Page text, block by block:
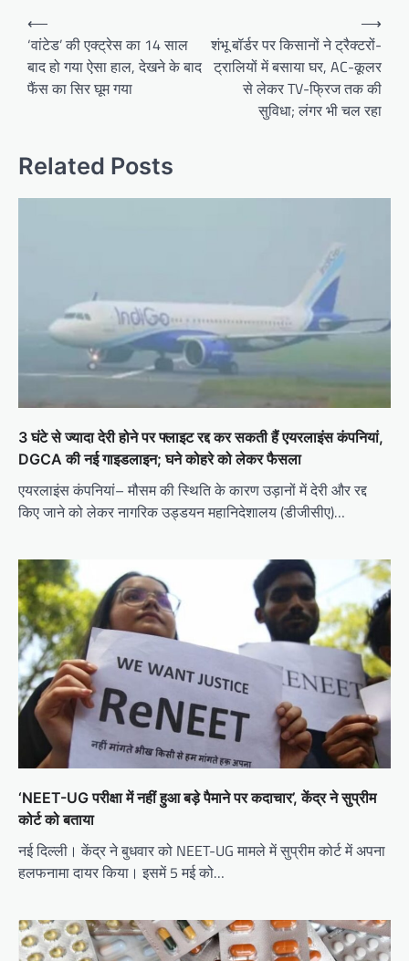
Post
navigation
⟵
‘वांटेड’ की एक्ट्रेस का 14 साल
बाद हो गया ऐसा हाल, देखने के बाद
फैंस का सिर घूम गया
शंभू बॉर्डर पर किसानों ने ट्रैक्टरों-
ट्रालियों में बसाया घर, AC-कूलर
से लेकर TV-फ्रिज तक की
सुविधा; लंगर भी चल रहा
⟶
Related Posts
3 घंटे से ज्यादा देरी होने पर फ्लाइट रद्द कर सकती हैं एयरलाइंस कंपनियां,
DGCA की नई गाइडलाइन; घने कोहरे को लेकर फैसला
एयरलाइंस कंपनियां– मौसम की स्थिति के कारण उड़ानों में देरी और रद्द
किए जाने को लेकर नागरिक उड्डयन महानिदेशालय (डीजीसीए)…
‘NEET-UG परीक्षा में नहीं हुआ बड़े पैमाने पर कदाचार’, केंद्र ने सुप्रीम
कोर्ट को बताया
नई दिल्ली। केंद्र ने बुधवार को NEET-UG मामले में सुप्रीम कोर्ट में अपना
हलफनामा दायर किया। इसमें 5 मई को…